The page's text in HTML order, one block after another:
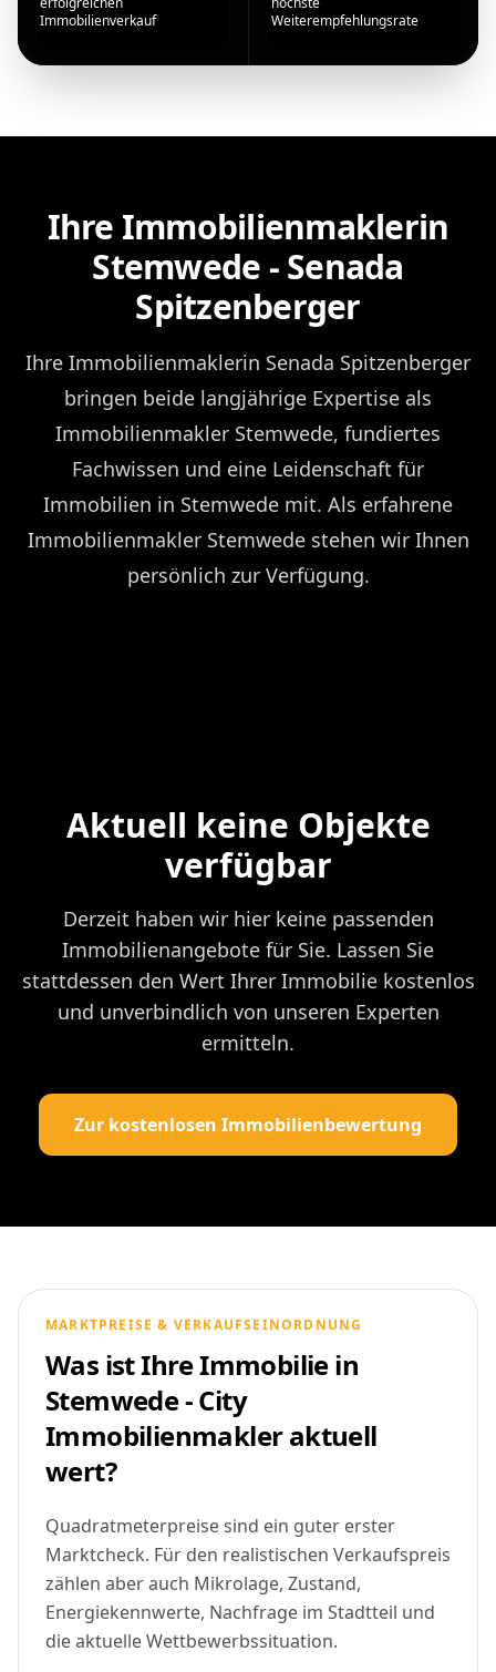
Immobilienverkauf
Weiterempfehlungsrate
Ihre Immobilienmaklerin
Stemwede - Senada
Spitzenberger
Ihre Immobilienmaklerin Senada Spitzenberger
bringen beide langjährige Expertise als
Immobilienmakler Stemwede, fundiertes
Fachwissen und eine Leidenschaft für
Immobilien in Stemwede mit. Als erfahrene
Immobilienmakler Stemwede stehen wir Ihnen
persönlich zur Verfügung.
Aktuell keine Objekte
verfügbar
Derzeit haben wir hier keine passenden
Immobilienangebote für Sie. Lassen Sie
stattdessen den Wert Ihrer Immobilie kostenlos
und unverbindlich von unseren Experten
ermitteln.
Zur kostenlosen Immobilienbewertung
MARKTPREISE & VERKAUFSEINORDNUNG
Was ist Ihre Immobilie in
Stemwede - City
Immobilienmakler aktuell
wert?
Quadratmeterpreise sind ein guter erster
Marktcheck. Für den realistischen Verkaufspreis
zählen aber auch Mikrolage, Zustand,
Energiekennwerte, Nachfrage im Stadtteil und
die aktuelle Wettbewerbssituation.